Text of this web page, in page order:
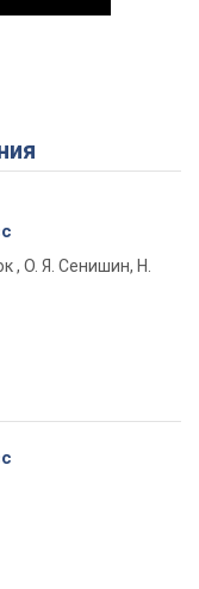
, О. Я. Сенишин, Н.